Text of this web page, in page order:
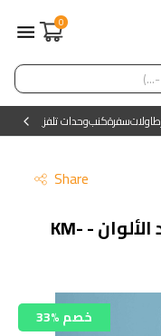
0
طاولاتسفرةكنبوحدات تلفزيون
Share
حاوية طعام، 600 جرام، متعدد الألوان - KM-
33% خصم